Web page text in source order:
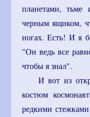
планетами, тьме
черным ящиком,
ногах. Есть! И я
"Он ведь все
чтобы я знал".
И вот из
костюм
редкими